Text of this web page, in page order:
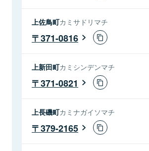
上佐鳥町カミサドリマチ
371-0816
上新田町カミシンデンマチ
371-0821
上長磯町カミナガイソマチ
379-2165